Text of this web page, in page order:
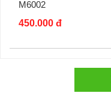
M6002
450.000 đ